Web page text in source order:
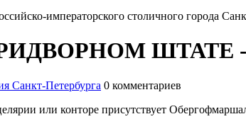
императорского столичного города
ШТАТЕ -
Санкт-Петербурга 0 комментариев
или конторе присутствует